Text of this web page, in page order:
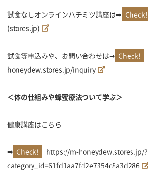
試食なしオンラインハチミツ講座は➡
(stores.jp)
試食等申込みや、お問い合わせは➡
honeydew.stores.jp/inquiry
＜体の仕組みや蜂蜜療法ついて学ぶ＞
健康講座はこちら
➡
https://m-honeydew.stores.jp/?
category_id=61fd1aa7fd2e7354c8a3d286